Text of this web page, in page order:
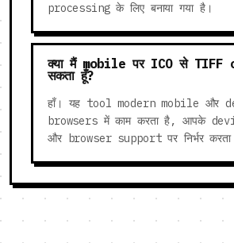
processing के लिए बनाया गया है।
क्या मैं mobile पर ICO से TIFF
सकता हूँ?
हाँ। यह tool modern mobile और
browsers में काम करता है, आपके
और browser support पर निर्भर करता